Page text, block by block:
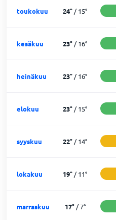
toukokuu 24° /15°
kesäkuu 23° /16°
heinäkuu 23° /16°
elokuu 23° /15°
syyskuu 22° /14°
lokakuu 19° /11°
marraskuu 17°/7°